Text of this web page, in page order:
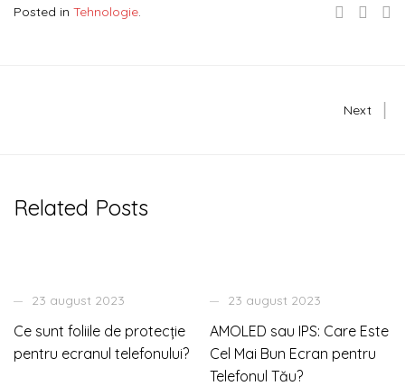
Posted in Tehnologie.
Next
Related Posts
23 august 2023
Ce sunt foliile de protecție
pentru ecranul telefonului?
23 august 2023
AMOLED sau IPS: Care Este
Cel Mai Bun Ecran pentru
Telefonul Tău?